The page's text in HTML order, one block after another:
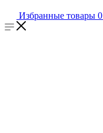
Избранные товары 0